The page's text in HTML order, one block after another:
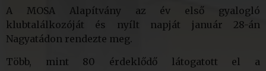
A MOSA Alapítvány az év első gyalogló
klubtalálkozóját és nyílt napját január 28-án
Nagyatádon rendezte meg.
Több, mint 80 érdeklődő látogatott el a